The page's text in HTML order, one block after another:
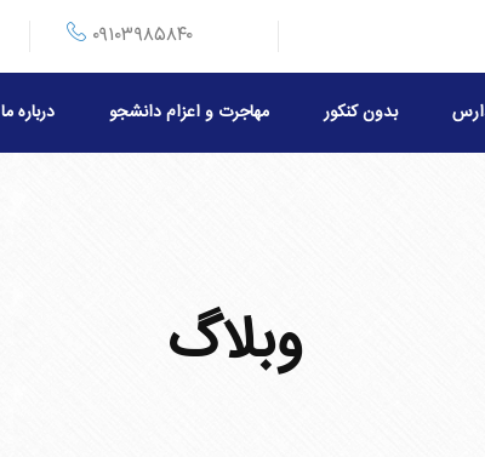
۰۹۱۰۳۹۸۵۸۴۰
بدون کنکور مهاجرت و اعزام دانشجو درباره ما
وبلاگ